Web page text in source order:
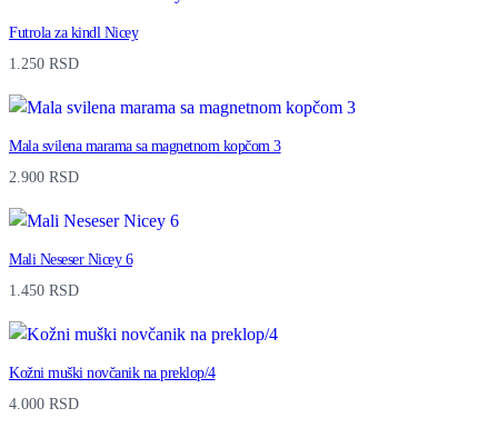
t
y
Futrola za kindl Nicey
1.250 RSD
Mala svilena marama sa magnetnom kopčom 3
2.900 RSD
Mali Neseser Nicey 6
1.450 RSD
Kožni muški novčanik na preklop/4
4.000 RSD